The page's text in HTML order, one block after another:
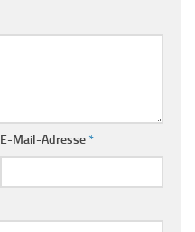
E-Mail-Adresse*